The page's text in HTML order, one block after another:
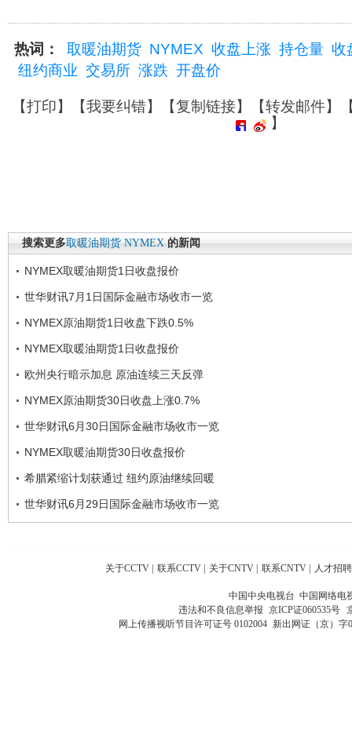
热词： 取暖油期货 NYMEX 收盘上涨 持仓量 收
纽约商业 交易所 涨跌 开盘价
【打印】【我要纠错】【复制链接】【转发邮件】
】
搜索更多取暖油期货 NYMEX 的新闻
NYMEX取暖油期货1日收盘报价
世华财讯7月1日国际金融市场收市一览
NYMEX原油期货1日收盘下跌0.5%
NYMEX取暖油期货1日收盘报价
欧州央行暗示加息 原油连续三天反弹
NYMEX原油期货30日收盘上涨0.7%
世华财讯6月30日国际金融市场收市一览
NYMEX取暖油期货30日收盘报价
希腊紧缩计划获通过 纽约原油继续回暖
世华财讯6月29日国际金融市场收市一览
关于CCTV | 联系CCTV | 关于CNTV | 联系CNTV | 人才招聘
中国中央电视台 中国网络电
违法和不良信息举报 京ICP证060535号
网上传播视听节目许可证号 0102004 新出网证（京）